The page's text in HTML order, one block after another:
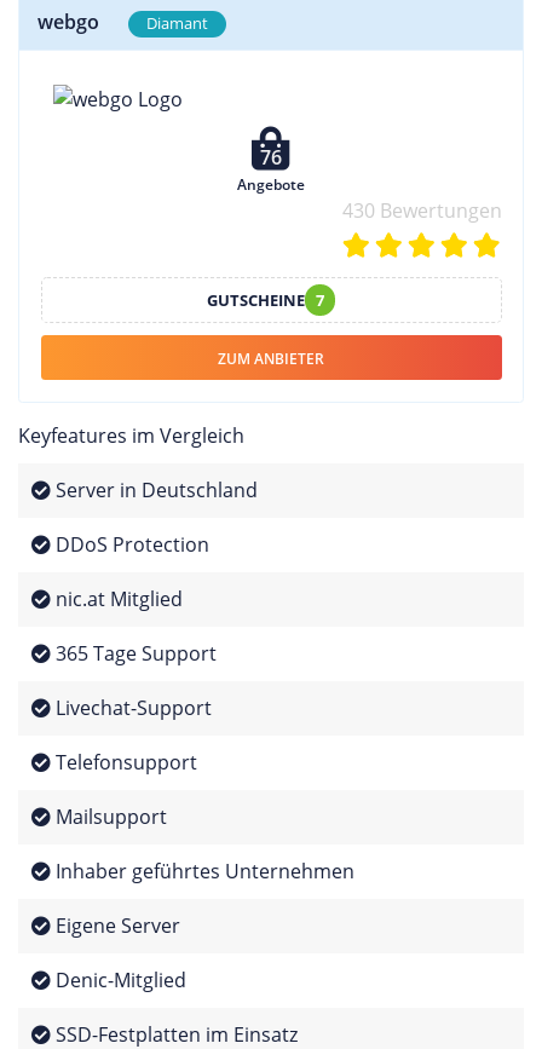
webgo Diamant
76
Angebote
430 Bewertungen
GUTSCHEINE 7
ZUM ANBIETER
Keyfeatures im Vergleich
Server in Deutschland
DDoS Protection
nic.at Mitglied
365 Tage Support
Livechat-Support
Telefonsupport
Mailsupport
Inhaber geführtes Unternehmen
Eigene Server
Denic-Mitglied
SSD-Festplatten im Einsatz